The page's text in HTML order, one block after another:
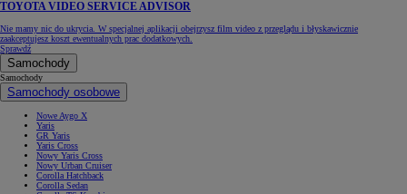
TOYOTA VIDEO SERVICE ADVISOR
Nie mamy nic do ukrycia. W specjalnej aplikacji obejrzysz film video z przeglądu i błyskawicznie
zaakceptujesz koszt ewentualnych prac dodatkowych.
Sprawdź
Samochody
Samochody
Samochody osobowe
Nowe Aygo X
Yaris
GR Yaris
Yaris Cross
Nowy Yaris Cross
Nowy Urban Cruiser
Corolla Hatchback
Corolla Sedan